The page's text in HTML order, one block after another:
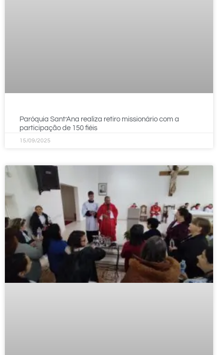
Paróquia Sant’Ana realiza retiro missionário com a
participação de 150 fiéis
15/09/2025